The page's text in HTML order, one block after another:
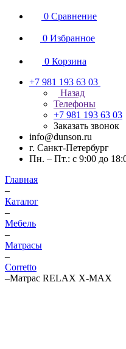
0 Сравнение
0 Избранное
0 Корзина
+7 981 193 63 03
Назад
Телефоны
+7 981 193 63 03
Заказать звонок
info@dunson.ru
г. Санкт-Петербург
Пн. – Пт.: с 9:00 до
Главная
–
Каталог
–
Мебель
–
Матрасы
–
Corretto
–Матрас RELAX X-MAX